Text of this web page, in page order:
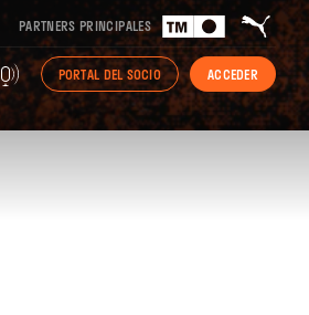
PARTNERS PRINCIPALES
PORTAL DEL SOCIO ACCEDER